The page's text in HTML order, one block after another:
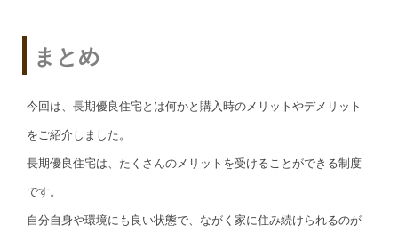
まとめ
今回は、長期優良住宅とは何かと購入時のメリットやデメリット
をご紹介しました。
長期優良住宅は、たくさんのメリットを受けることができる制度
です。
自分自身や環境にも良い状態で、ながく家に住み続けられるのが